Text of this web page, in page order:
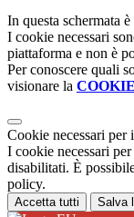
In questa schermata
I cookie necessari
piattaforma e non è
Per conoscere quali
visionare la
Cookie necessari per
I cookie necessari
disabilitati. È
policy.
Accetta tutti Salva